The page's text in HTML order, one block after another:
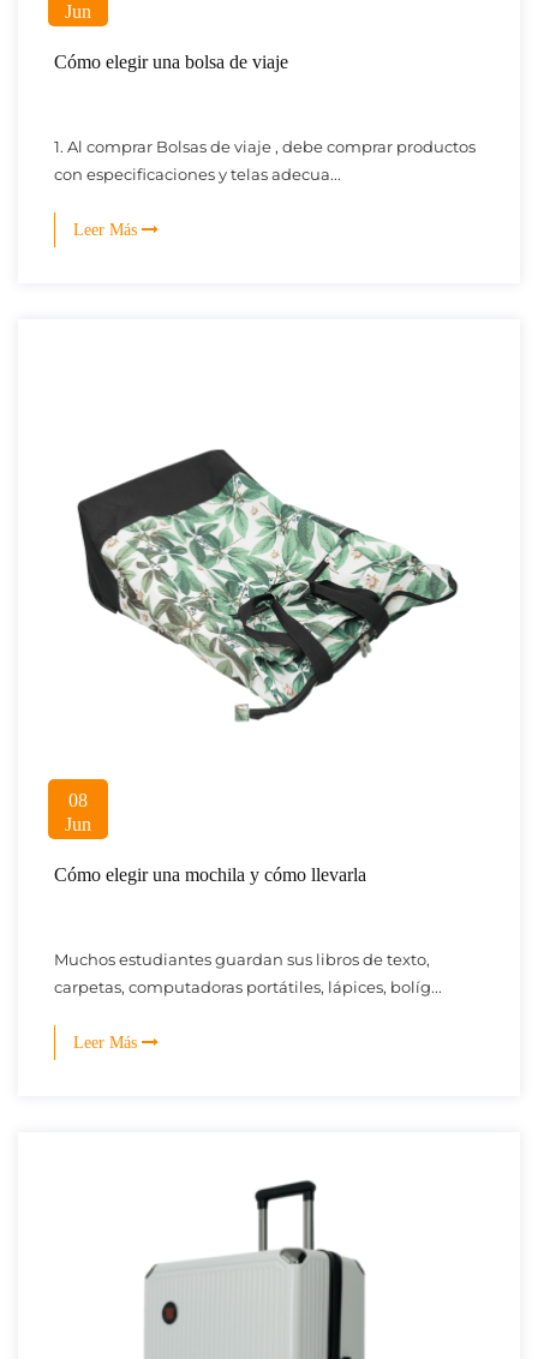
Jun
Cómo elegir una bolsa de viaje
1. Al comprar Bolsas de viaje , debe comprar productos
con especificaciones y telas adecua...
Leer Más
08
Jun
Cómo elegir una mochila y cómo llevarla
Muchos estudiantes guardan sus libros de texto,
carpetas, computadoras portátiles, lápices, bolíg...
Leer Más